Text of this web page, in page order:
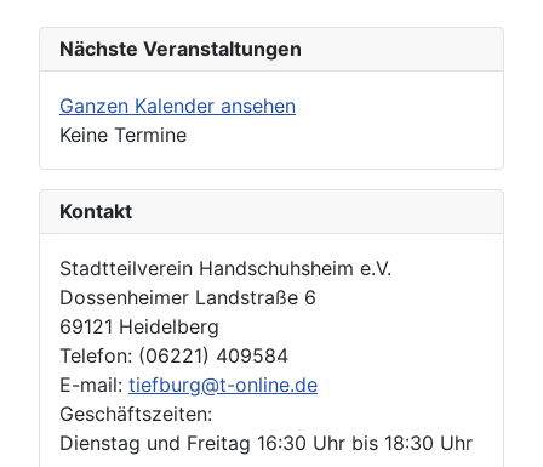
Nächste Veranstaltungen
Ganzen Kalender ansehen
Keine Termine
Kontakt
Stadtteilverein Handschuhsheim e.V.
Dossenheimer Landstraße 6
69121 Heidelberg
Telefon: (06221) 409584
E-mail: tiefburg@t-online.de
Geschäftszeiten:
Dienstag und Freitag 16:30 Uhr bis 18:30 Uhr